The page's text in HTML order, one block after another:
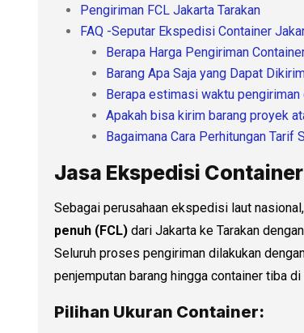
Pengiriman FCL Jakarta Tarakan
FAQ -Seputar Ekspedisi Container
Berapa Harga Pengiriman
Barang Apa Saja yang Dapat
Berapa estimasi waktu pengiriman
Apakah bisa kirim barang proyek
Bagaimana Cara Perhitungan Tarif
Jasa Ekspedisi
Sebagai perusahaan ekspedisi laut nasional,
penuh (FCL) dari Jakarta ke Tarakan
Seluruh proses pengiriman dilakukan
penjemputan barang hingga container tiba di
Pilihan Ukuran Container: